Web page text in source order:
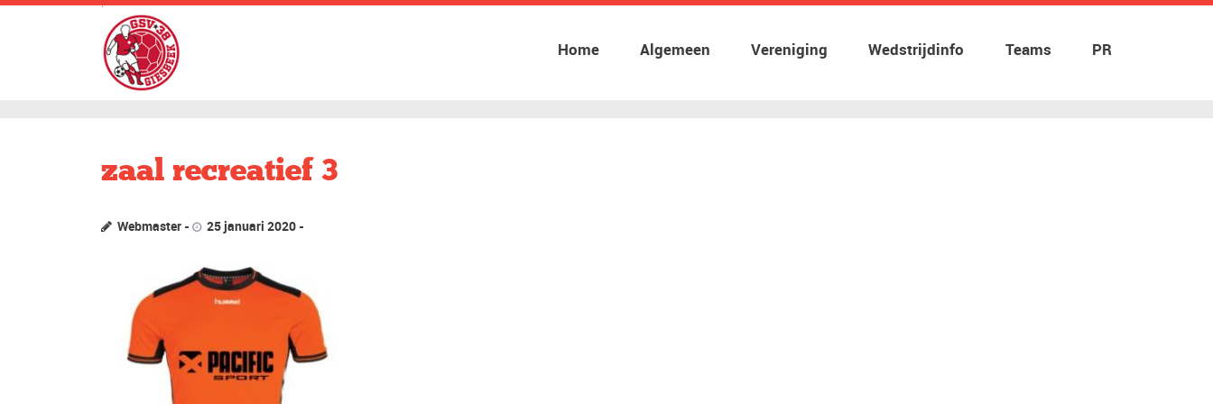
Home Algemeen Vereniging Wedstrijdinfo Teams PR
zaal recreatief 3
Webmaster 25 januari 2020